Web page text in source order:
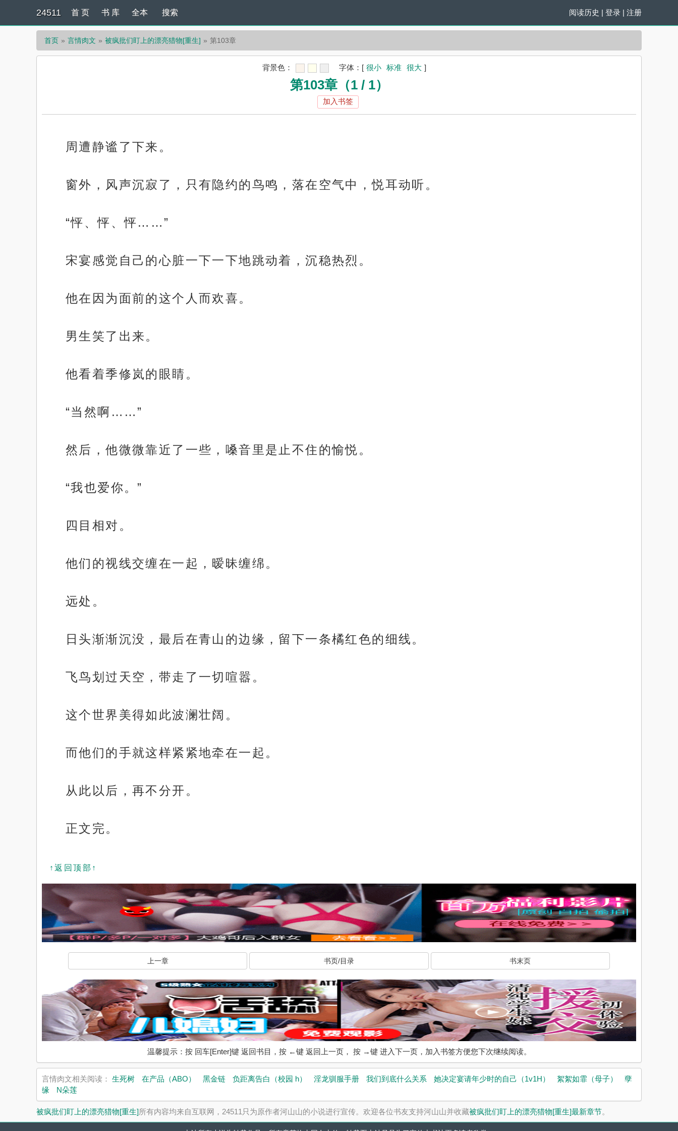
24511 阅读历史 | 登录 | 注册
首 页 书 库 全本 搜索
首页 言情肉文 被疯批们盯上的漂亮猎物[重生] 第103章
背景色： 字体： [ 很小 标准 很大 ]
第103章（1 / 1）
加入书签
周遭静谧了下来。
窗外，风声沉寂了，只有隐约的鸟鸣，落在空气中，悦耳动听。
“怦、怦、怦……”
宋宴感觉自己的心脏一下一下地跳动着，沉稳热烈。
他在因为面前的这个人而欢喜。
男生笑了出来。
他看着季修岚的眼睛。
“当然啊……”
然后，他微微靠近了一些，嗓音里是止不住的愉悦。
“我也爱你。”
四目相对。
他们的视线交缠在一起，暧昧缠绵。
远处。
日头渐渐沉没，最后在青山的边缘，留下一条橘红色的细线。
飞鸟划过天空，带走了一切喧嚣。
这个世界美得如此波澜壮阔。
而他们的手就这样紧紧地牵在一起。
从此以后，再不分开。
正文完。
↑返回顶部↑
上一章 书页/目录 书末页
温馨提示：按 回车[Enter]键 返回书目，按 ←键 返回上一页， 按 →键 进入下一页，加入书签方便您下次继续阅读。
言情肉文相关阅读： 生死树 在产品（ABO） 黑金链 负距离告白（校园 h） 淫龙驯服手册 我们到底什么关系 她决定宴请年少时的自己（1v1H） 絮絮如霏（母子）
孽
缘
N朵莲
被疯批们盯上的漂亮猎物[重生]所有内容均来自互联网，24511只为原作者河山山的小说进行宣传。欢迎各位书友支持河山山并收藏被疯批们盯上的漂亮猎物[重生]最新章节。